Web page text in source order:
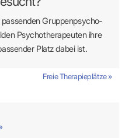
passenden Gruppen­psycho­
Psycho­­thera­­peuten ihre
Platz dabei ist.
Freie Therapieplätze »